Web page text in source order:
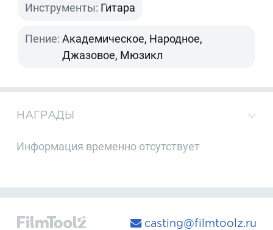
Инструменты: Гитара
Пение: Академическое, Народное,
Джазовое, Мюзикл
НАГРАДЫ
Информация временно отсутствует
casting@filmtoolz.ru